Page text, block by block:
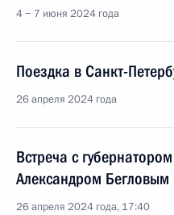
4 − 7 июня 2024 года
Поездка в Санкт-
26 апреля 2024 года
Встреча с
Александром Бегловым
26 апреля 2024 года, 17:40